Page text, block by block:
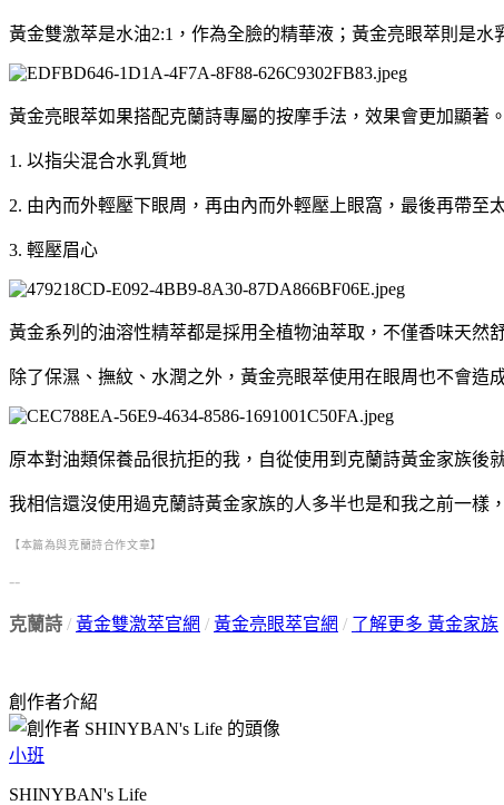
黃金雙激萃是水油2:1，作為全臉的精華液；黃金亮眼萃則是
黃金亮眼萃如果搭配克蘭詩專屬的按摩手法，效果會更加顯著。
1. 以指尖混合水乳質地
2. 由內而外輕壓下眼周，再由內而外輕壓上眼窩，最後再帶至
3. 輕壓眉心
黃金系列的油溶性精萃都是採用全植物油萃取，不僅香味天然
除了保濕、撫紋、水潤之外，黃金亮眼萃使用在眼周也不會造
原本對油類保養品很抗拒的我，自從使用到克蘭詩黃金家族後
我相信還沒使用過克蘭詩黃金家族的人多半也是和我之前一樣
【本篇為與克蘭詩合作文章】
--
克蘭詩 / 黃金雙激萃官網 / 黃金亮眼萃官網 / 了解更多 黃金家族
創作者介紹
小班
SHINYBAN's Life